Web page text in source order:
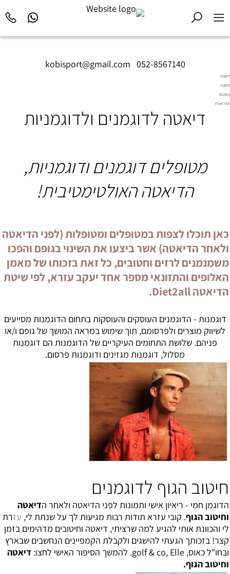
kobisport@gmail.com 052-8567140
דיאטה
ותזונה
בשיטת
Diet2All:
דיאטה לדוגמנים ולדוגמניות
מטופלים דוגמנים ודוגמניות,
הדיאטה האולטימטיבית!
כאן תוכלו לצפות במטופלים ומטופלות (לפני הדיאטה
ולאחר הדיאטה) אשר ביצעו את השינוי בגופם והפכו
משמנמנים לרזים וחטובים, כל זאת בזכותו של מאמן
האלופים והתזונאי מספר אחד יעקב עזרא, לפי שיטת
הדיאטה Diet2all.
דוגמנות - הדוגמנים העוסקים והעוסקות בתחום הדוגמנות מסייעים
לשיווק מוצרים ולפרסומם, תוך שימוש במראה המושך של גופם ו/או
פניהם. שלושת התחומים העיקריים של הדוגמנות הם דוגמנות
מסלול, דוגמנות מגזינים ודוגמנות פרסום.
חיטוב הגוף לדוגמנים
הדוגמן חמי - ריאיון אישי ותמונות לפני הדיאטה ולאחר הדיאטה
וחיטוב הגוף. קובי עזרא תודות רבות מגיעות לך על שנתת לי, עזרת
לי והכוונת אותי להגיע למה שרציתי, דיאטה וחיטובים מדהימים בזמן
קצר! בזכותך הגעתי להישגים ולקבלת הקמפיינים הנחשבים שבארץ
ובחו"ל כאוס, golf & co, Elle. להמשך הסיפור האישי לחצו:
דיאטה
וחיטוב הגוף.